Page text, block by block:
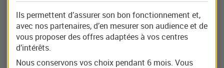
Rechercher
Ils permettent d’assurer son bon fonctionnement et,
avec nos partenaires, d’en mesurer son audience et de
vous proposer des offres adaptées à vos centres
d’intérêts.
Nous conservons vos choix pendant 6 mois. Vous